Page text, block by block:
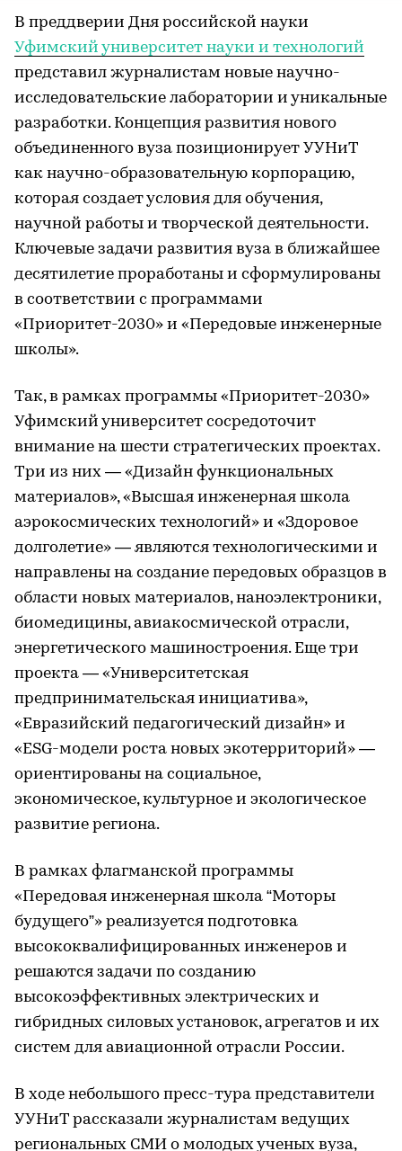
В преддверии Дня российской науки
Уфимский университет науки и технологий
представил журналистам новые научно-
исследовательские лаборатории и уникальные
разработки. Концепция развития нового
объединенного вуза позиционирует УУНиТ
как научно-образовательную корпорацию,
которая создает условия для обучения,
научной работы и творческой деятельности.
Ключевые задачи развития вуза в ближайшее
десятилетие проработаны и сформулированы
в соответствии с программами
«Приоритет-2030» и «Передовые инженерные
школы».
Так, в рамках программы «Приоритет-2030»
Уфимский университет сосредоточит
внимание на шести стратегических проектах.
Три из них — «Дизайн функциональных
материалов», «Высшая инженерная школа
аэрокосмических технологий» и «Здоровое
долголетие» — являются технологическими и
направлены на создание передовых образцов в
области новых материалов, наноэлектроники,
биомедицины, авиакосмической отрасли,
энергетического машиностроения. Еще три
проекта — «Университетская
предпринимательская инициатива»,
«Евразийский педагогический дизайн» и
«ESG-модели роста новых экотерриторий» —
ориентированы на социальное,
экономическое, культурное и экологическое
развитие региона.
В рамках флагманской программы
«Передовая инженерная школа “Моторы
будущего”» реализуется подготовка
высококвалифицированных инженеров и
решаются задачи по созданию
высокоэффективных электрических и
гибридных силовых установок, агрегатов и их
систем для авиационной отрасли России.
В ходе небольшого пресс-тура представители
УУНиТ рассказали журналистам ведущих
региональных СМИ о молодых ученых вуза,